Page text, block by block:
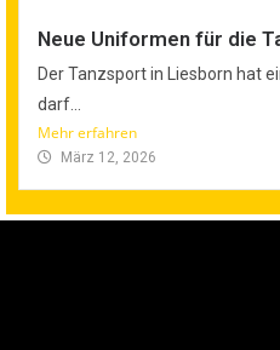
Neue Uniformen für die
Der Tanzsport in Liesborn hat
darf...
Mehr erfahren
März 12, 2026